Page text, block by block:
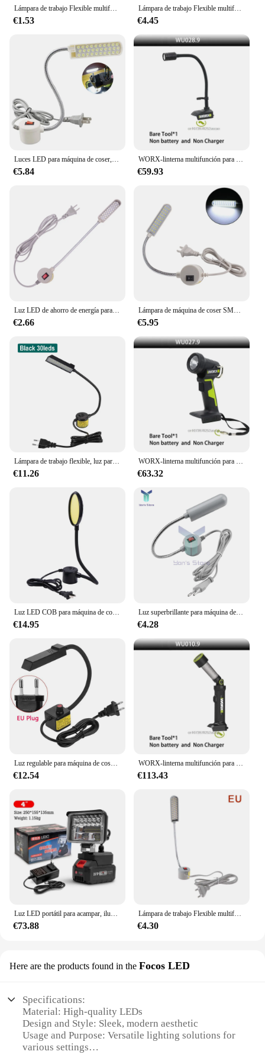
Lámpara de trabajo Flexible multifuncional con imanes para máquina de coser, luces industriales para tornos, prensas de taladro, 30 LED
€1.53
Lámpara de trabajo Flexible multifuncional para máquina de coser, 30 LED, superbrillante, para banco de trabajo, torno, prensa de taladro, UE, EE. UU.
€4.45
Luces LED para máquina de coser, lámpara de trabajo Flexible multifuncional, luz de costura magnética para torno de prensa de taladro, iluminación Industrial
€5.84
WORX-linterna multifunción para exteriores, luz LED portátil, Universal, Amplia interfaz, Universal, 20V, plataforma de batería verde
€59.93
€2.66
Lámpara de máquina de coser SMD2835, lámpara de trabajo Flexible multifuncional con imanes, luces industriales para tornos, prensas de taladro, 30 LED
€5.95
€11.26 €63.32
€14.95
Luz superbrillante para máquina de coser, lámpara Flexible multifuncional de 30 LED para banco de trabajo, torno, prensa de taladro
€4.28
€12.54 €113.43
Luz LED portátil para acampar, iluminación de resaltado, mantenimiento de emergencia, luces de trabajo al aire libre recargables multifuncionales
€73.88
Lámpara de trabajo Flexible multifuncional para máquina de coser, luces industriales para tornos, prensas de taladro, bancos de trabajo, 30 LED, 1 unidad
€4.30
Here are the products found in the Focos LED
Specifications:
Material: High-quality LEDs
Design and Style: Sleek, modern aesthetic
Usage and Purpose: Versatile lighting solutions for
various settings